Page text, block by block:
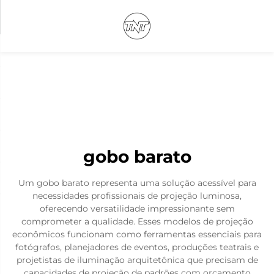
gobo barato
Um gobo barato representa uma solução acessível para
necessidades profissionais de projeção luminosa,
oferecendo versatilidade impressionante sem
comprometer a qualidade. Esses modelos de projeção
econômicos funcionam como ferramentas essenciais para
fotógrafos, planejadores de eventos, produções teatrais e
projetistas de iluminação arquitetônica que precisam de